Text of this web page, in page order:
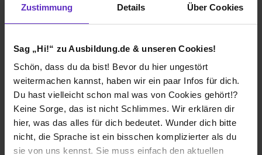
Zustimmung Details Über Cookies
Sag „Hi!“ zu Ausbildung.de & unseren Cookies!
Schön, dass du da bist! Bevor du hier ungestört
weitermachen kannst, haben wir ein paar Infos für dich.
Du hast vielleicht schon mal was von Cookies gehört!?
Keine Sorge, das ist nicht Schlimmes. Wir erklären dir
hier, was das alles für dich bedeutet. Wunder dich bitte
nicht, die Sprache ist ein bisschen komplizierter als du
sie von uns kennst. Sie muss einfach den aktuellen
Die Ausbildung bei WestLotto ist sehr
abwechslungsreich, man bekommt viele Eindrücke in
familiär, respektvoll und im Großen und Ganzen recht
angenehm. Man wird als Azubi gut behandelt und man
muss keine Scheu haben Fragen zu stellen. Ich wüsste
nichts, was man besser machen könnte...
Wie gefällt dir dein Ausbildungsberuf?
An dem Beruf gefällt mir am meisten, dass man immer
auf dem aktuellsten Stand der Technik bleibt und im